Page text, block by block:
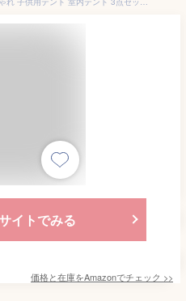
イトでみる
価格と在庫をAmazonでチェック >>